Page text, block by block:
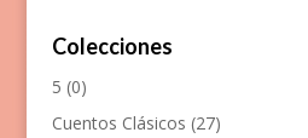
Colecciones
5 (0)
Cuentos Clásicos (27)